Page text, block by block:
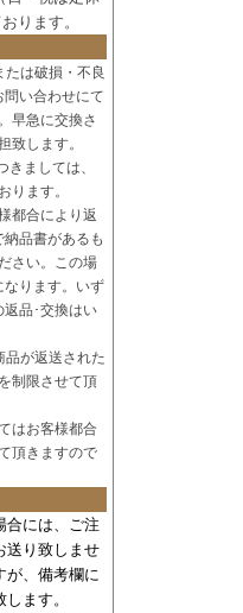
ります。
は破損・不良
い合わせにて
早急に交換さ
致します。
ましては、
ります。
都合により返
品書があるも
さい。この場
なります。いず
品･交換はい
品が返送された
制限させて頂
はお客様都合
頂きますので
には、 ご注
送り致しませ
が、備考欄に
ます。